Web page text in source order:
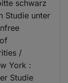
schwarz
Studie unter
/
York :
Studie